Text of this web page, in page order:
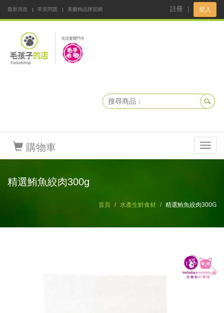
最新消息 常見問題
美樂狗品牌官網
註冊 登入
購物車
精選鮪魚絞肉300g
首頁 水產生鮮食材 精選鮪魚絞肉300G